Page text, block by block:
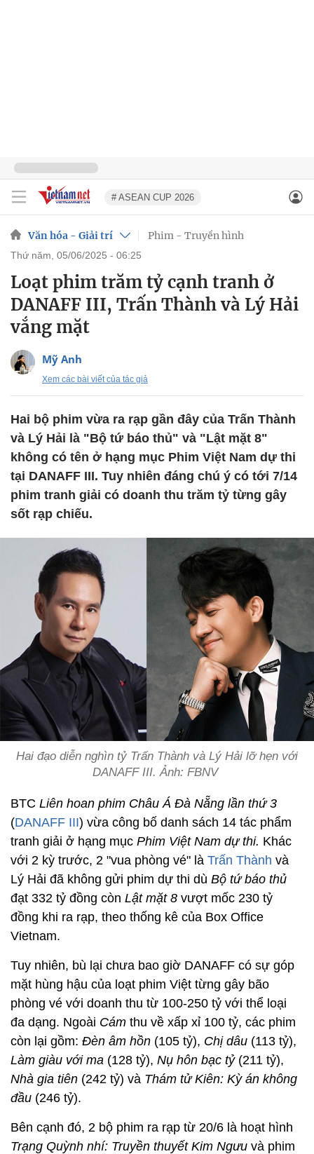
# ASEAN CUP 2026
Văn hóa - Giải trí Phim - Truyền hình
thứ năm, 05/06/2025 - 06:25
Loạt phim trăm tỷ cạnh tranh ở
DANAFF III, Trấn Thành và Lý Hải
vắng mặt
Mỹ Anh
Xem các bài viết của tác giả
Hai bộ phim vừa ra rạp gần đây của Trấn Thành
và Lý Hải là "Bộ tứ báo thủ" và "Lật mặt 8"
không có tên ở hạng mục Phim Việt Nam dự thi
tại DANAFF III. Tuy nhiên đáng chú ý có tới 7/14
phim tranh giải có doanh thu trăm tỷ từng gây
sốt rạp chiếu.
Hai đạo diễn nghìn tỷ Trấn Thành và Lý Hải lỡ hẹn với
DANAFF III. Ảnh: FBNV
BTC Liên hoan phim Châu Á Đà Nẵng lần thứ 3
(DANAFF III) vừa công bố danh sách 14 tác phẩm
tranh giải ở hạng mục Phim Việt Nam dự thi. Khác
với 2 kỳ trước, 2 "vua phòng vé" là Trấn Thành và
Lý Hải đã không gửi phim dự thi dù Bộ tứ báo thủ
đạt 332 tỷ đồng còn Lật mặt 8 vượt mốc 230 tỷ
đồng khi ra rạp, theo thống kê của Box Office
Vietnam.
Tuy nhiên, bù lại chưa bao giờ DANAFF có sự góp
mặt hùng hậu của loạt phim Việt từng gây bão
phòng vé với doanh thu từ 100-250 tỷ với thể loại
đa dạng. Ngoài Cám thu về xấp xỉ 100 tỷ, các phim
còn lại gồm: Đèn âm hồn (105 tỷ), Chị dâu (113 tỷ),
Làm giàu với ma (128 tỷ), Nụ hôn bạc tỷ(211 tỷ),
Nhà gia tiên (242 tỷ) và Thám tử Kiên: Kỳ án không
đầu (246 tỷ).
Bên cạnh đó, 2 bộ phim ra rạp từ 20/6 là hoạt hình
Trạng Quỳnh nhí: Truyền thuyết Kim Ngưu và phim